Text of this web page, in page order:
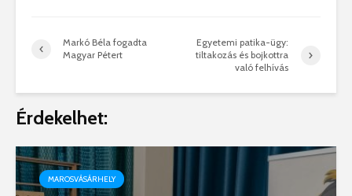
Markó Béla fogadta
Magyar Pétert
Egyetemi patika-ügy:
tiltakozás és bojkottra
való felhívás
Érdekelhet:
MAROSVÁSÁRHELY